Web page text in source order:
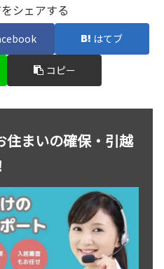
シェアする
はてブ
コピー
住まいの確保・引越